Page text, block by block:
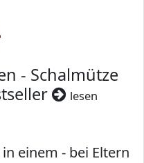
- Schalmütze
lesen
einem - bei Eltern